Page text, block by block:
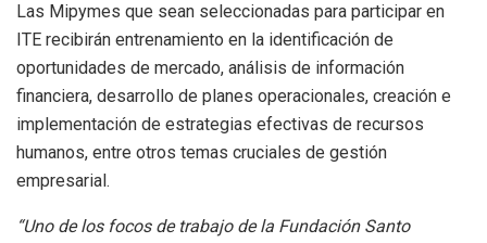
Las Mipymes que sean seleccionadas para participar en
ITE recibirán entrenamiento en la identificación de
oportunidades de mercado, análisis de información
financiera, desarrollo de planes operacionales, creación e
implementación de estrategias efectivas de recursos
humanos, entre otros temas cruciales de gestión
empresarial.
“Uno de los focos de trabajo de la Fundación Santo